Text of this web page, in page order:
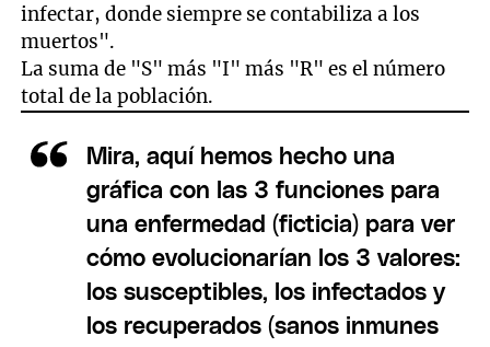
infectar, donde siempre se contabiliza a los
muertos".
La suma de "S" más "I" más "R" es el número
total de la población.
Mira, aquí hemos hecho una
gráfica con las 3 funciones para
una enfermedad (ficticia) para ver
cómo evolucionarían los 3 valores:
los susceptibles, los infectados y
los recuperados (sanos inmunes